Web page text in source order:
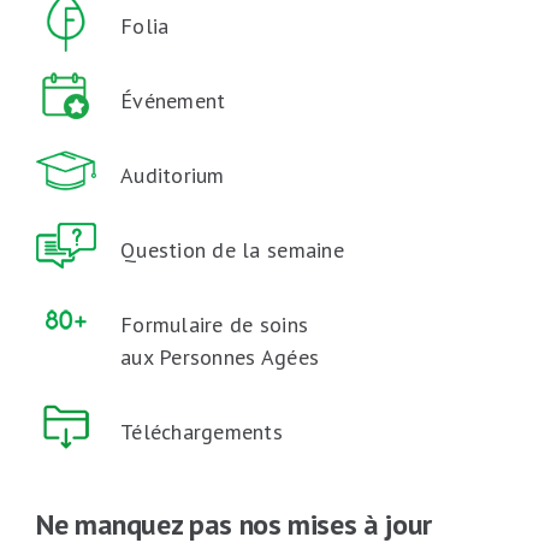
Folia
Événement
Auditorium
Question de la semaine
Formulaire de soins
aux Personnes Agées
Téléchargements
Ne manquez pas nos mises à jour